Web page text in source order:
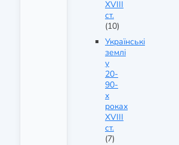
XVIII
ст.
(10)
Українські
землі
у
20-
90-
х
роках
XVIII
ст.
(7)